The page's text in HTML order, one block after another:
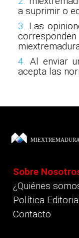
a suprimir o
3. Las
4. Al enviar
acepta las
Sobre
¿Quiénes
Política
Contacto